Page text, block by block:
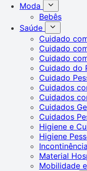
Moda
Bebês
Saúde
Cuidado
Cuidado
Cuidado
Cuidado do
Cuidado
Cuidados
Cuidados
Cuidados
Cuidados
Higiene e
Higiene
Material
Mobilidade